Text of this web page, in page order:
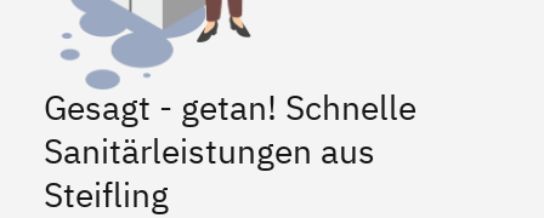
Gesagt - getan! Schnelle
Sanitärleistungen aus
Steifling